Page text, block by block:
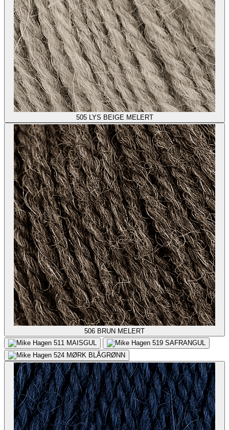
505 LYS BEIGE MELERT
506 BRUN MELERT
511 MAISGUL 519 SAFRANGUL
524 MØRK BLÅGRØNN